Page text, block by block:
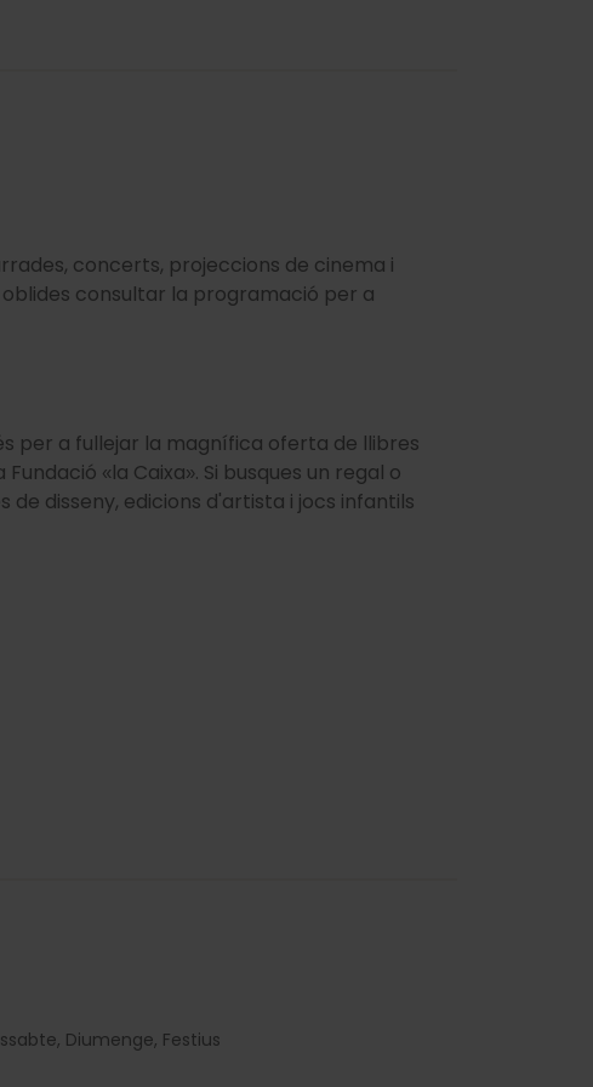
concerts, projeccions de cinema i
consultar la programació per a
per a fullejar la magnífica oferta de llibres
Fundació «la Caixa». Si busques un regal o
disseny, edicions d'artista i jocs infantils
Diumenge, Festius